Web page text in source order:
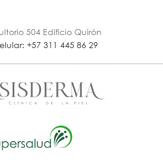
504 Edificio Quirón
+57 311 445 86 29